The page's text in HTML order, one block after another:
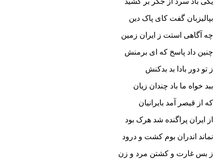
بپالیزبان گفت کاى پاک دین
چه آگاهى استت ز ایران زمین‏
چنین داد پاسخ که اى برمنش
ز تو دور بادا بد بدکنش‏
ببد خواه ما باد چندان زیان
که از قیصر آمد بایرانیان‏
از ایران پراگنده شد هرک بود
نماند اندران بوم کشت و درود
ز بس غارت و کشتن مرد و زن